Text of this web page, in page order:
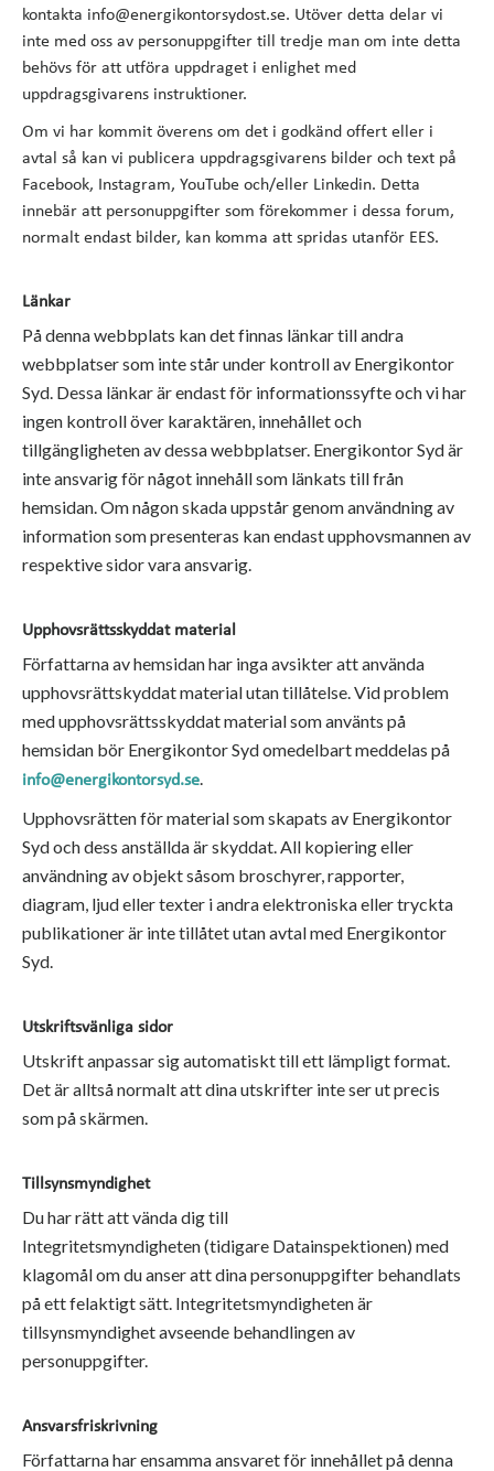
kontakta info@energikontorsydost.se. Utöver detta delar vi
inte med oss av personuppgifter till tredje man om inte detta
behövs för att utföra uppdraget i enlighet med
uppdragsgivarens instruktioner.
Om vi har kommit överens om det i godkänd offert eller i
avtal så kan vi publicera uppdragsgivarens bilder och text på
Facebook, Instagram, YouTube och/eller Linkedin. Detta
innebär att personuppgifter som förekommer i dessa forum,
normalt endast bilder, kan komma att spridas utanför EES.
Länkar
På denna webbplats kan det finnas länkar till andra
webbplatser som inte står under kontroll av Energikontor
Syd. Dessa länkar är endast för informationssyfte och vi har
ingen kontroll över karaktären, innehållet och
tillgängligheten av dessa webbplatser. Energikontor Syd är
inte ansvarig för något innehåll som länkats till från
hemsidan. Om någon skada uppstår genom användning av
information som presenteras kan endast upphovsmannen av
respektive sidor vara ansvarig.
Upphovsrättsskyddat material
Författarna av hemsidan har inga avsikter att använda
upphovsrättskyddat material utan tillåtelse. Vid problem
med upphovsrättsskyddat material som använts på
hemsidan bör Energikontor Syd omedelbart meddelas på
info@energikontorsyd.se.
Upphovsrätten för material som skapats av Energikontor
Syd och dess anställda är skyddat. All kopiering eller
användning av objekt såsom broschyrer, rapporter,
diagram, ljud eller texter i andra elektroniska eller tryckta
publikationer är inte tillåtet utan avtal med Energikontor
Syd.
Utskriftsvänliga sidor
Utskrift anpassar sig automatiskt till ett lämpligt format.
Det är alltså normalt att dina utskrifter inte ser ut precis
som på skärmen.
Tillsynsmyndighet
Du har rätt att vända dig till
Integritetsmyndigheten (tidigare Datainspektionen) med
klagomål om du anser att dina personuppgifter behandlats
på ett felaktigt sätt. Integritetsmyndigheten är
tillsynsmyndighet avseende behandlingen av
personuppgifter.
Ansvarsfriskrivning
Författarna har ensamma ansvaret för innehållet på denna